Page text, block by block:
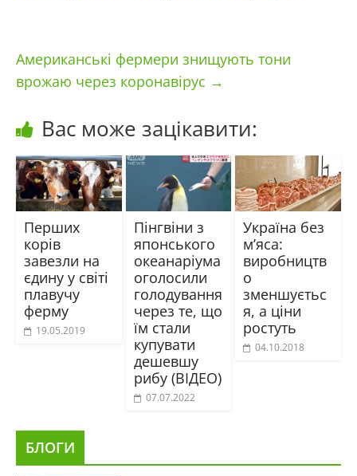
Американські фермери знищують тони
врожаю через коронавірус →
Вас може зацікавити:
Перших
корів
завезли на
єдину у світі
плавучу
ферму
19.05.2019
Пінгвіни з
японського
океанаріума
оголосили
голодування
через те, що
їм стали
купувати
дешевшу
рибу (ВІДЕО)
07.07.2022
Україна без
м’яса:
виробництв
о
зменшуєтьс
я, а ціни
ростуть
04.10.2018
БЛОГИ